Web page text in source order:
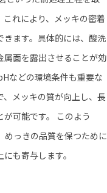
れにより、メッキの密着
ます。具体的には、酸洗
属面を露出させることが効
などの環境条件も重要な
メッキの質が向上し、長
可能です。 このよう
めっきの品質を保つために
も寄与します。